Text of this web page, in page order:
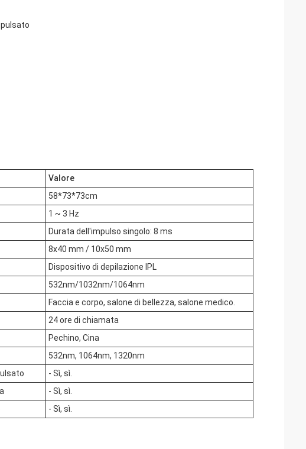
Valore
58*73*73cm
1 ~ 3 Hz
Durata dell'impulso singolo: 8 ms
8x40 mm / 10x50 mm
Dispositivo di depilazione IPL
532nm/1032nm/1064nm
Faccia e corpo, salone di bellezza, salone medico.
24 ore di chiamata
Pechino, Cina
532nm, 1064nm, 1320nm
- Sì, sì.
- Sì, sì.
- Sì, sì.